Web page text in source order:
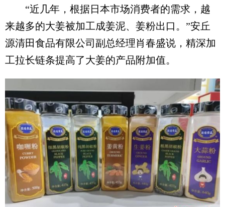
“近几年，根据日本市场消费者的需求，越
来越多的大姜被加工成姜泥、姜粉出口。”安丘
源清田食品有限公司副总经理肖春盛说，精深加
工拉长链条提高了大姜的产品附加值。